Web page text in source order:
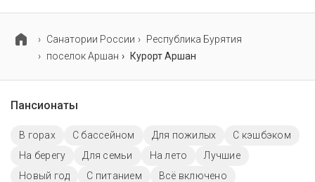
Cанатории России
Республика Бурятия
поселок Аршан
Курорт Аршан
Пансионаты
В горах C бассейном Для пожилых
С кэшбэком
На берегу
Для семьи На лето
Лучшие
Новый год
С питанием
Всё включено